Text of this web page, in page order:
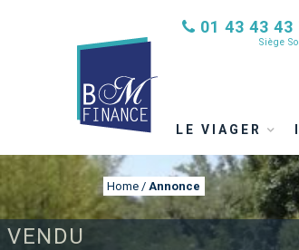
01 43 43 43
Siège
LE VIAGER
VENDU
Home / Annonce